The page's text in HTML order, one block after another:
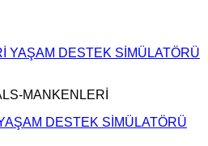
MANKENLERİ
DESTEK SİMÜLATÖRÜ